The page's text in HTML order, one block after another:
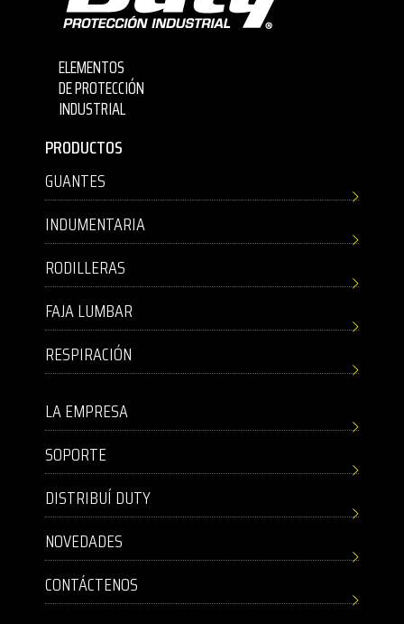
ELEMENTOS
DE PROTECCIÓN
INDUSTRIAL
PRODUCTOS
GUANTES
INDUMENTARIA
RODILLERAS
FAJA LUMBAR
RESPIRACIÓN
LA EMPRESA
SOPORTE
DISTRIBUÍ DUTY
NOVEDADES
CONTÁCTENOS